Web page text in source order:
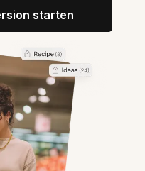
starten